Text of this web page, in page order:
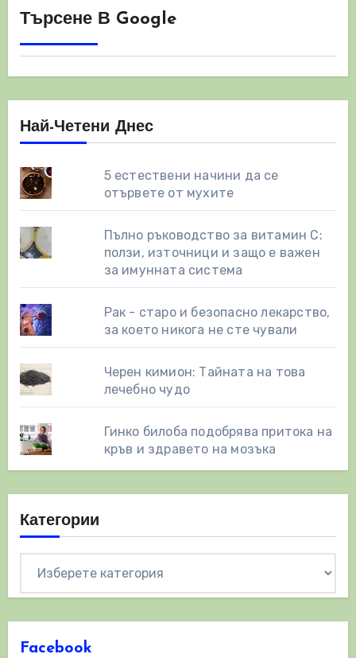
Търсене В Google
Най-Четени Днес
5 естествени начини да се
отървете от мухите
Пълно ръководство за витамин С:
ползи, източници и защо е важен
за имунната система
Рак - старо и безопасно лекарство,
за което никога не сте чували
Черен кимион: Тайната на това
лечебно чудо
Гинко билоба подобрява притока на
кръв и здравето на мозъка
Категории
Facebook